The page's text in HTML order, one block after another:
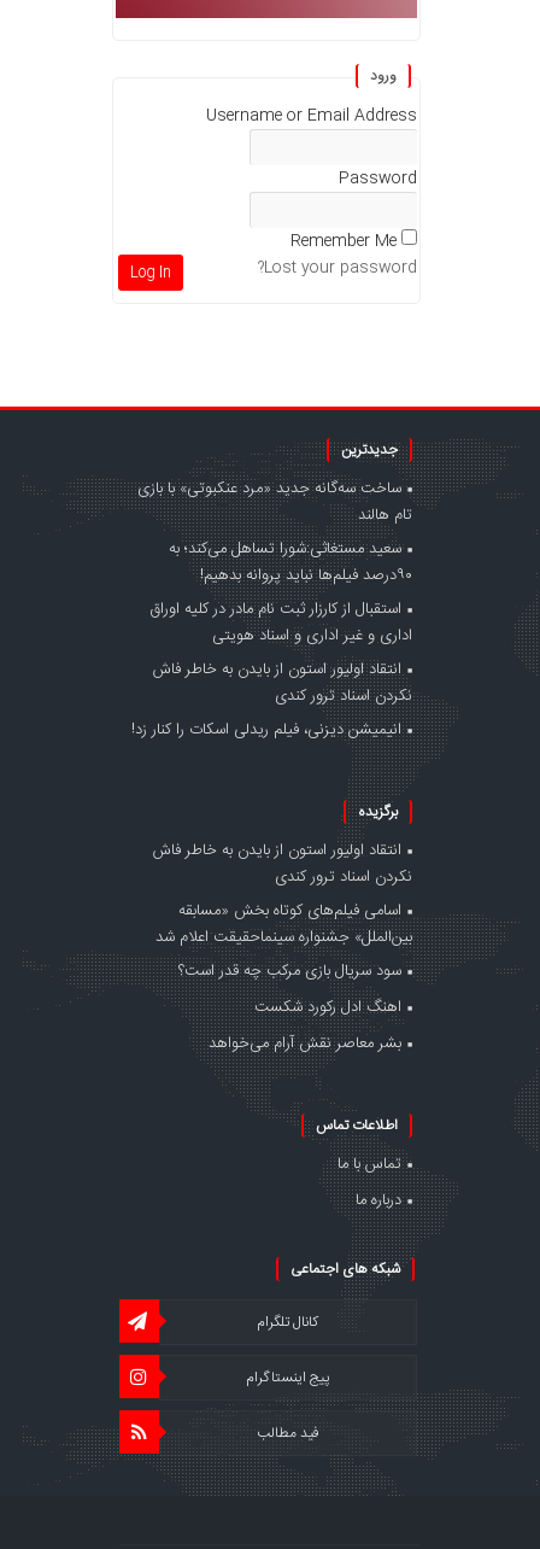
ورود
Username or Email Address
Password
Lost your password?
جدیدترین
ساخت سه‌گانه جدید «مرد عنکبوتی» با بازی
تام هالند
سعید مستغاثی:شورا تساهل می‌کند؛ به
۹۰درصد فیلم‌ها نباید پروانه بدهیم!
استقبال از کارزار ثبت نام مادر در کلیه اوراق
اداری و غیر اداری و اسناد هویتی
انتقاد اولیور استون از بایدن به خاطر فاش
نکردن اسناد ترور کندی
انیمیشن دیزنی، فیلم ریدلی اسکات را کنار زد!
برگزیده
انتقاد اولیور استون از بایدن به خاطر فاش
نکردن اسناد ترور کندی
اسامی فیلم‌های کوتاه بخش «مسابقه
بین‌الملل» جشنواره سینماحقیقت اعلام شد
سود سریال بازی مرکب چه قدر است؟
اهنگ ادل رکورد شکست
بشر معاصر نقش آرام می‌خواهد
اطلاعات تماس
تماس با ما
درباره ما
شبکه های اجتماعی
کانال تلگرام
پیج اینستاگرام
فید مطالب